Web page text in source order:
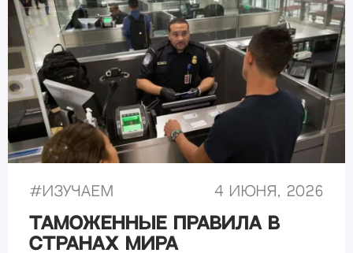
#Изучаем 4 июня, 2026
Таможенные правила в
странах мира